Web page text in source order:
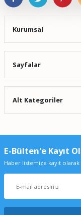
Kurumsal
Sayfalar
Alt Kategoriler
E-Bülten'e Kayıt
Haber listemize kayıt